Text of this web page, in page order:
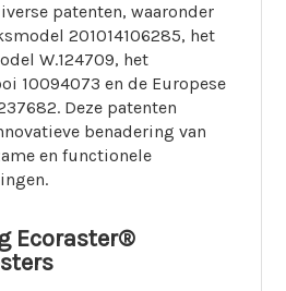
patenten, waaronder
201014106285, het
W.124709, het
10094073 en de Europese
Deze patenten
benadering van
en functionele
Ecoraster®